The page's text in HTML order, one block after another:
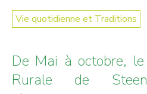
Vie quotidienne et Traditions
De Mai à octobre,
Rurale de